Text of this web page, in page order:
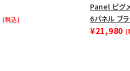
(税込)
Panel ピグ
6パネル ブ
¥21,980 (